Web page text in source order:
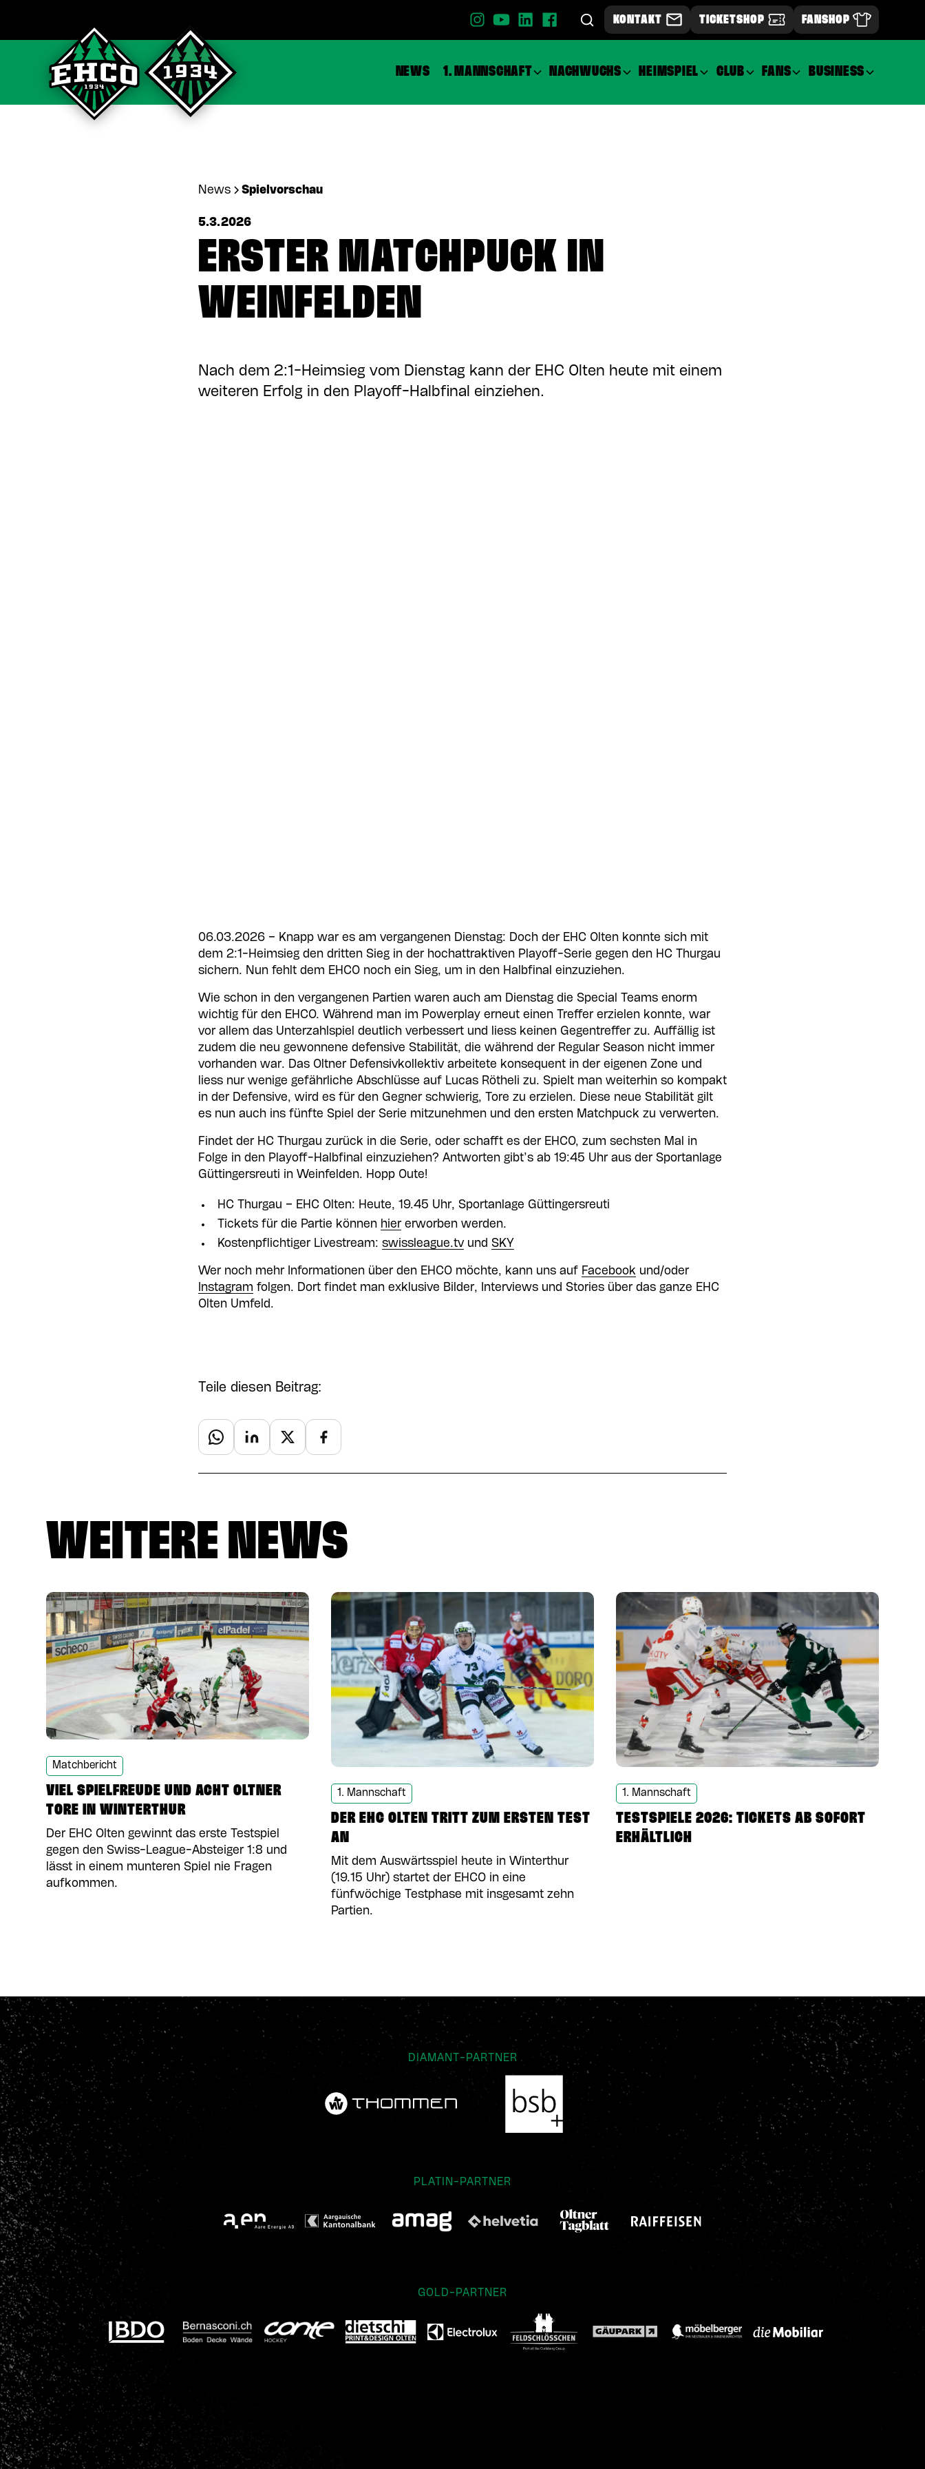
KONTAKT TICKETSHOP FANSHOP
NEWS 1. MANNSCHAFT NACHWUCHS HEIMSPIEL CLUB FANS BUSINESS
News Spielvorschau
5.3.2026
ERSTER MATCHPUCK IN
WEINFELDEN
Nach dem 2:1-Heimsieg vom Dienstag kann der EHC Olten heute mit einem
weiteren Erfolg in den Playoff-Halbfinal einziehen.
06.03.2026 – Knapp war es am vergangenen Dienstag: Doch der EHC Olten konnte sich mit
dem 2:1-Heimsieg den dritten Sieg in der hochattraktiven Playoff-Serie gegen den HC Thurgau
sichern. Nun fehlt dem EHCO noch ein Sieg, um in den Halbfinal einzuziehen.
Wie schon in den vergangenen Partien waren auch am Dienstag die Special Teams enorm
wichtig für den EHCO. Während man im Powerplay erneut einen Treffer erzielen konnte, war
vor allem das Unterzahlspiel deutlich verbessert und liess keinen Gegentreffer zu. Auffällig ist
zudem die neu gewonnene defensive Stabilität, die während der Regular Season nicht immer
vorhanden war. Das Oltner Defensivkollektiv arbeitete konsequent in der eigenen Zone und
liess nur wenige gefährliche Abschlüsse auf Lucas Rötheli zu. Spielt man weiterhin so kompakt
in der Defensive, wird es für den Gegner schwierig, Tore zu erzielen. Diese neue Stabilität gilt
es nun auch ins fünfte Spiel der Serie mitzunehmen und den ersten Matchpuck zu verwerten.
Findet der HC Thurgau zurück in die Serie, oder schafft es der EHCO, zum sechsten Mal in
Folge in den Playoff-Halbfinal einzuziehen? Antworten gibt’s ab 19:45 Uhr aus der Sportanlage
Güttingersreuti in Weinfelden. Hopp Oute!
HC Thurgau – EHC Olten: Heute, 19.45 Uhr, Sportanlage Güttingersreuti
Tickets für die Partie können hiererworben werden.
Kostenpflichtiger Livestream: swissleague.tv und SKY
Wer noch mehr Informationen über den EHCO möchte, kann uns auf Facebook und/oder
Instagram folgen. Dort findet man exklusive Bilder, Interviews und Stories über das ganze EHC
Olten Umfeld.
Teile diesen Beitrag:
WEITERE NEWS
Matchbericht
VIEL SPIELFREUDE UND ACHT OLTNER
TORE IN WINTERTHUR
Der EHC Olten gewinnt das erste Testspiel
gegen den Swiss-League-Absteiger 1:8 und
lässt in einem munteren Spiel nie Fragen
aufkommen.
1. Mannschaft
DER EHC OLTEN TRITT ZUM ERSTEN TEST
AN
Mit dem Auswärtsspiel heute in Winterthur
(19.15 Uhr) startet der EHCO in eine
fünfwöchige Testphase mit insgesamt zehn
Partien.
1. Mannschaft
TESTSPIELE 2026: TICKETS AB SOFORT
ERHÄLTLICH
DIAMANT-PARTNER
PLATIN-PARTNER
GOLD-PARTNER